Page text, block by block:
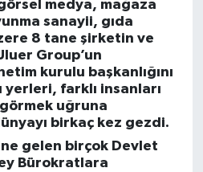
medya, mağaza
sanayii, gıda
8 tane şirketin ve
Group’un
kurulu başkanlığını
yerleri, farklı insanları
uğruna
birkaç kez gezdi.
gelen birçok Devlet
Bürokratlara